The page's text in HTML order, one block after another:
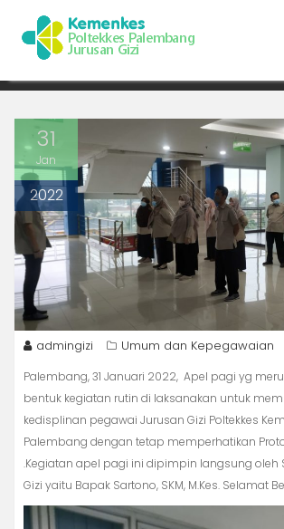
content
APEL MINGGUAN
31 JANUARI 2022
31
Jan
2022
admingizi Umum dan Kepegawaian
Palembang, 31 Januari 2022, Apel pagi yg
bentuk kegiatan rutin di laksanakan untuk
kedisplinan pegawai Jurusan Gizi Poltekkes
Palembang dengan tetap memperhatikan
.Kegiatan apel pagi ini dipimpin langsung oleh
Gizi yaitu Bapak Sartono, SKM, M.Kes. Selamat